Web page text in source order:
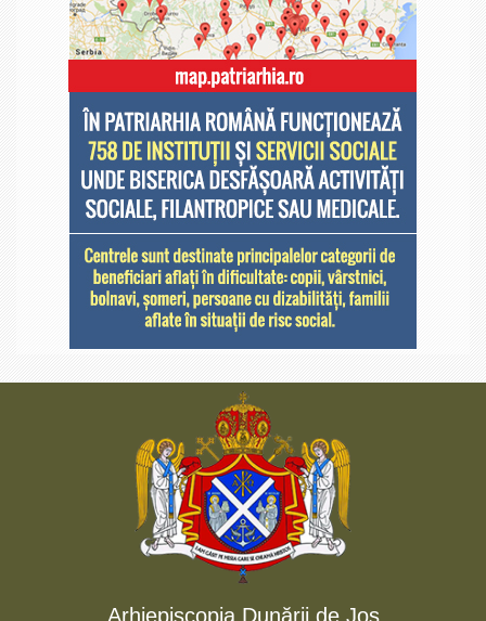
Arhiepiscopia Dunării de Jos